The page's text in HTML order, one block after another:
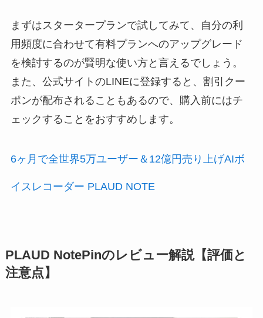
まずはスタータープランで試してみて、自分の利
用頻度に合わせて有料プランへのアップグレード
を検討するのが賢明な使い方と言えるでしょう。
また、公式サイトのLINEに登録すると、割引クー
ポンが配布されることもあるので、購入前にはチ
ェックすることをおすすめします。
6ヶ月で全世界5万ユーザー＆12億円売り上げAIボ
イスレコーダー PLAUD NOTE
PLAUD NotePinのレビュー解説【評価と
注意点】